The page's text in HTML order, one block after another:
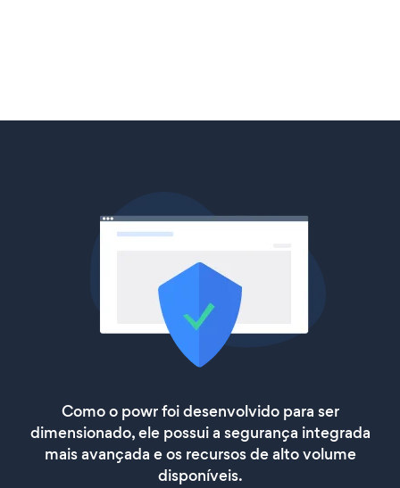
Como o powr foi desenvolvido para ser
dimensionado, ele possui a segurança integrada
mais avançada e os recursos de alto volume
disponíveis.